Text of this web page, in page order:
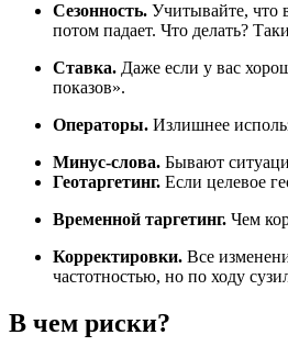
Сезонность. Учитывайте, что
потом падает. Что делать?
Ставка. Даже если у вас
показов».
Операторы. Излишнее
Минус-слова. Бывают
Геотаргетинг. Если целевое
Временной таргетинг. Чем
Корректировки. Все
частотностью, но по ходу
В чем риски?